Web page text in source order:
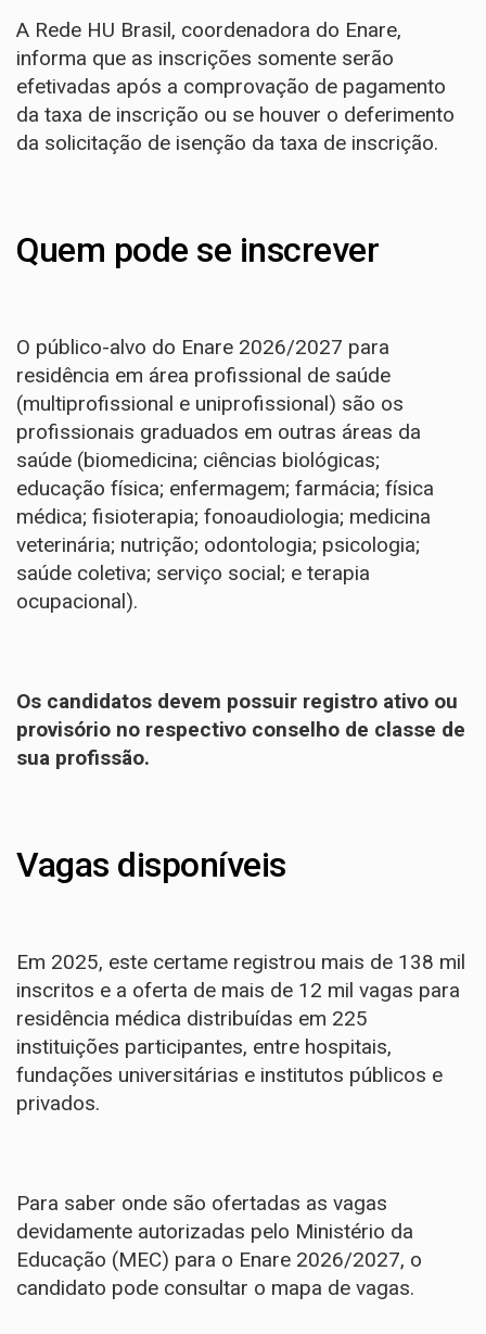
A Rede HU Brasil, coordenadora do Enare,
informa que as inscrições somente serão
efetivadas após a comprovação de pagamento
da taxa de inscrição ou se houver o deferimento
da solicitação de isenção da taxa de inscrição.
Quem pode se inscrever
O público-alvo do Enare 2026/2027 para
residência em área profissional de saúde
(multiprofissional e uniprofissional) são os
profissionais graduados em outras áreas da
saúde (biomedicina; ciências biológicas;
educação física; enfermagem; farmácia; física
médica; fisioterapia; fonoaudiologia; medicina
veterinária; nutrição; odontologia; psicologia;
saúde coletiva; serviço social; e terapia
ocupacional).
Os candidatos devem possuir registro ativo ou
provisório no respectivo conselho de classe de
sua profissão.
Vagas disponíveis
Em 2025, este certame registrou mais de 138 mil
inscritos e a oferta de mais de 12 mil vagas para
residência médica distribuídas em 225
instituições participantes, entre hospitais,
fundações universitárias e institutos públicos e
privados.
Para saber onde são ofertadas as vagas
devidamente autorizadas pelo Ministério da
Educação (MEC) para o Enare 2026/2027, o
candidato pode consultar o mapa de vagas.